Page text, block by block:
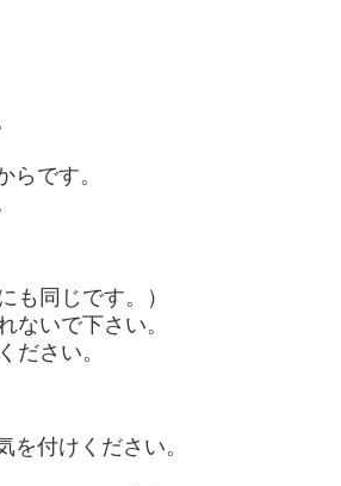
です。
同じです。）
いで下さい。
ださい。
付けください。